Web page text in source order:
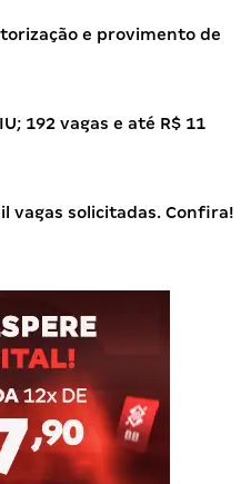
e provimento de
192 vagas e até R$ 11
vagas solicitadas. Confira!